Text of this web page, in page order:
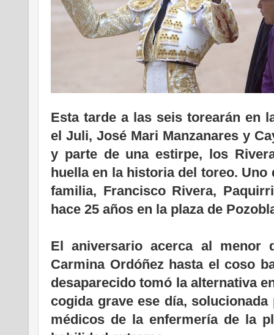
Esta tarde a las seis torearán en
el Juli, José Mari Manzanares y
y parte de una estirpe, los
huella en la historia del toreo. Uno
familia, Francisco Rivera,
hace 25 años en la plaza de
El aniversario acerca al
Carmina Ordóñez hasta el coso
desaparecido tomó la alternativa
cogida grave ese día,
médicos de la enfermería de la